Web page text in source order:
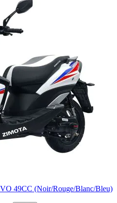
49CC (Noir/Rouge/Blanc/Bleu)